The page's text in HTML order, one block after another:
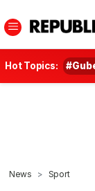
Hot Topics:
News Sport